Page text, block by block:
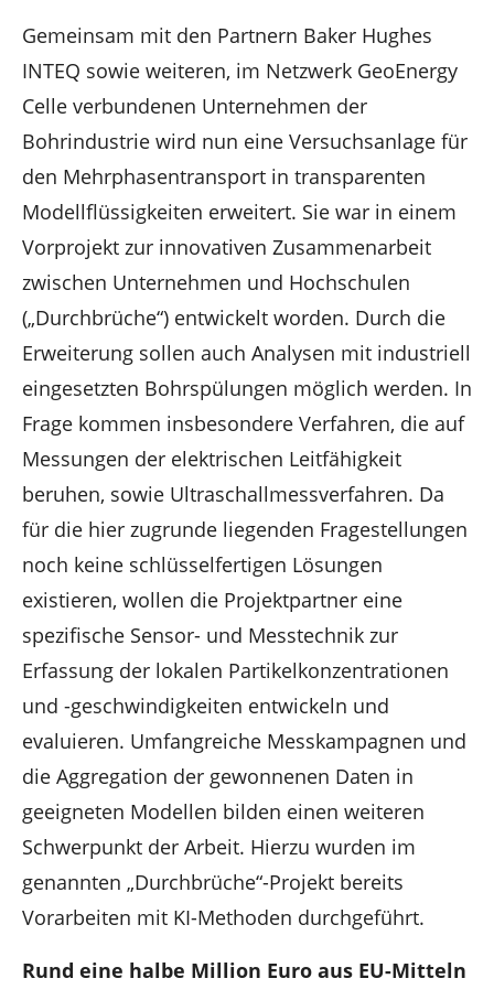
Gemeinsam mit den Partnern Baker Hughes
INTEQ sowie weiteren, im Netzwerk GeoEnergy
Celle verbundenen Unternehmen der
Bohrindustrie wird nun eine Versuchsanlage für
den Mehrphasentransport in transparenten
Modellflüssigkeiten erweitert. Sie war in einem
Vorprojekt zur innovativen Zusammenarbeit
zwischen Unternehmen und Hochschulen
(„Durchbrüche“) entwickelt worden. Durch die
Erweiterung sollen auch Analysen mit industriell
eingesetzten Bohrspülungen möglich werden. In
Frage kommen insbesondere Verfahren, die auf
Messungen der elektrischen Leitfähigkeit
beruhen, sowie Ultraschallmessverfahren. Da
für die hier zugrunde liegenden Fragestellungen
noch keine schlüsselfertigen Lösungen
existieren, wollen die Projektpartner eine
spezifische Sensor- und Messtechnik zur
Erfassung der lokalen Partikelkonzentrationen
und -geschwindigkeiten entwickeln und
evaluieren. Umfangreiche Messkampagnen und
die Aggregation der gewonnenen Daten in
geeigneten Modellen bilden einen weiteren
Schwerpunkt der Arbeit. Hierzu wurden im
genannten „Durchbrüche“-Projekt bereits
Vorarbeiten mit KI-Methoden durchgeführt.
Rund eine halbe Million Euro aus EU-Mitteln